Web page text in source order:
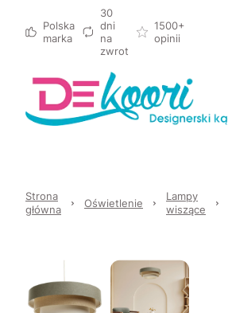
Polska
marka
30
dni
na
zwrot
1500+
opinii
Strona
główna
Oświetlenie
Lampy
wiszące